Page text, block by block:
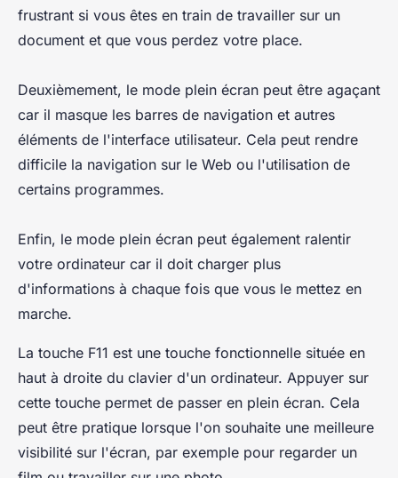
frustrant si vous êtes en train de travailler sur un
document et que vous perdez votre place.
Deuxièmement, le mode plein écran peut être agaçant
car il masque les barres de navigation et autres
éléments de l'interface utilisateur. Cela peut rendre
difficile la navigation sur le Web ou l'utilisation de
certains programmes.
Enfin, le mode plein écran peut également ralentir
votre ordinateur car il doit charger plus
d'informations à chaque fois que vous le mettez en
marche.
La touche F11 est une touche fonctionnelle située en
haut à droite du clavier d'un ordinateur. Appuyer sur
cette touche permet de passer en plein écran. Cela
peut être pratique lorsque l'on souhaite une meilleure
visibilité sur l'écran, par exemple pour regarder un